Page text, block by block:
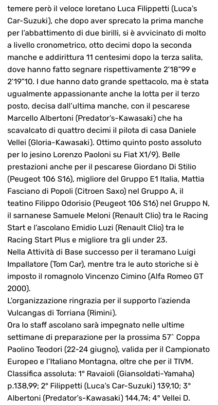
temere però il veloce loretano Luca Filippetti (Luca’s
Car-Suzuki), che dopo aver sprecato la prima manche
per l’abbattimento di due birilli, si è avvicinato di molto
a livello cronometrico, otto decimi dopo la seconda
manche e addirittura 11 centesimi dopo la terza salita,
dove hanno fatto segnare rispettivamente 2’18”99 e
2’19”10. I due hanno dato grande spettacolo, ma è stata
ugualmente appassionante anche la lotta per il terzo
posto, decisa dall’ultima manche, con il pescarese
Marcello Albertoni (Predator’s-Kawasaki) che ha
scavalcato di quattro decimi il pilota di casa Daniele
Vellei (Gloria-Kawasaki). Ottimo quinto posto assoluto
per lo jesino Lorenzo Paoloni su Fiat X1/9). Belle
prestazioni anche per il pescarese Giordano Di Stilio
(Peugeot 106 S16), migliore del Gruppo E1 Italia, Mattia
Fasciano di Popoli (Citroen Saxo) nel Gruppo A, il
teatino Filippo Odorisio (Peugeot 106 S16) nel Gruppo N,
il sarnanese Samuele Meloni (Renault Clio) tra le Racing
Start e l’ascolano Emidio Luzi (Renault Clio) tra le
Racing Start Plus e migliore tra gli under 23.
Nella Attività di Base successo per il teramano Luigi
Impallatore (Tom Car), mentre tra le auto storiche si è
imposto il romagnolo Vincenzo Cimino (Alfa Romeo GT
2000).
L’organizzazione ringrazia per il supporto l’azienda
Vulcangas di Torriana (Rimini).
Ora lo staff ascolano sarà impegnato nelle ultime
settimane di preparazione per la prossima 57^ Coppa
Paolino Teodori (22-24 giugno), valida per il Campionato
Europeo e l’Italiano Montagna, oltre che per il TIVM.
Classifica assoluta: 1° Ravaioli (Giansoldati-Yamaha)
p.138,99; 2° Filippetti (Luca’s Car-Suzuki) 139,10; 3°
Albertoni (Predator’s-Kawasaki) 144,74; 4° Vellei D.